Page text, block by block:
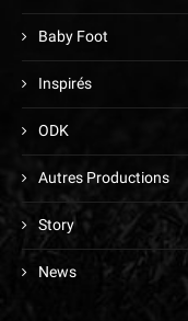
Baby Foot
Inspirés
ODK
Autres Productions
Story
News